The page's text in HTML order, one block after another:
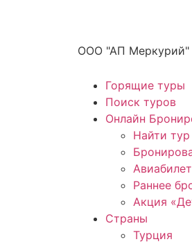
ООО "АП Меркурий"
Горящие туры
Поиск туров
Онлайн
Найти тур
Раннее
Акция
Страны
Турция